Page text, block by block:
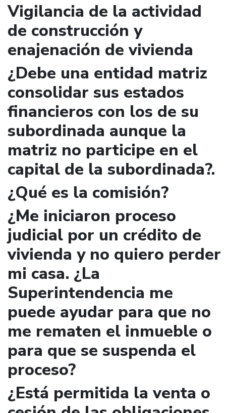
Vigilancia de la actividad
de construcción y
enajenación de vivienda
¿Debe una entidad matriz
consolidar sus estados
financieros con los de su
subordinada aunque la
matriz no participe en el
capital de la subordinada?.
¿Qué es la comisión?
¿Me iniciaron proceso
judicial por un crédito de
vivienda y no quiero perder
mi casa. ¿La
Superintendencia me
puede ayudar para que no
me rematen el inmueble o
para que se suspenda el
proceso?
¿Está permitida la venta o